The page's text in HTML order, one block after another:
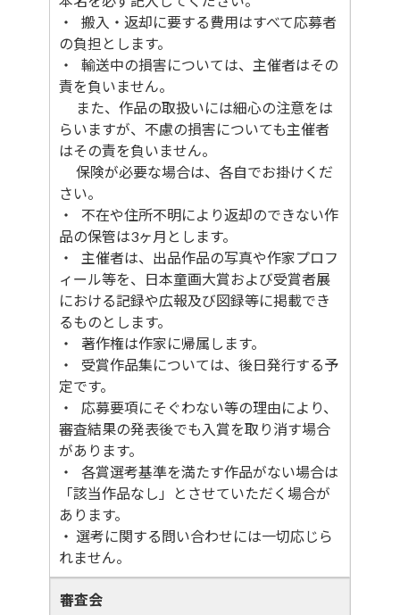
・ 搬入・返却に要する費用はすべて応募者
の負担とします。
・ 輸送中の損害については、主催者はその
責を負いません。
また、作品の取扱いには細心の注意をは
らいますが、不慮の損害についても主催者
はその責を負いません。
保険が必要な場合は、各自でお掛けくだ
さい。
・ 不在や住所不明により返却のできない作
品の保管は3ヶ月とします。
・ 主催者は、出品作品の写真や作家プロフ
ィール等を、日本童画大賞および受賞者展
における記録や広報及び図録等に掲載でき
るものとします。
・ 著作権は作家に帰属します。
・ 受賞作品集については、後日発行する予
定です。
・ 応募要項にそぐわない等の理由により、
審査結果の発表後でも入賞を取り消す場合
があります。
・ 各賞選考基準を満たす作品がない場合は
「該当作品なし」とさせていただく場合が
あります。
・ 選考に関する問い合わせには一切応じら
れません。
審査会